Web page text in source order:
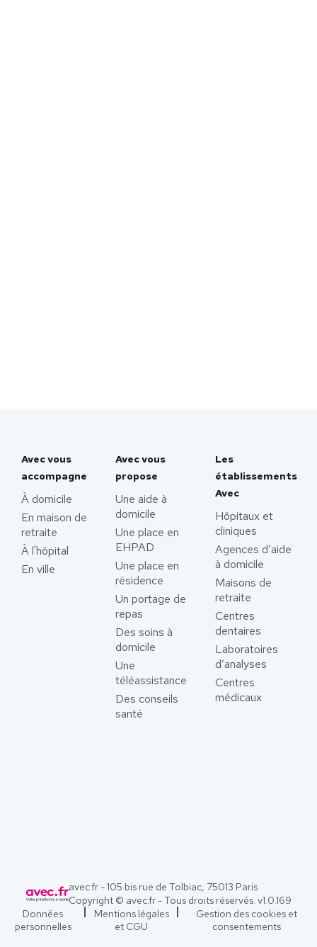
Avec vous
accompagne
À domicile
En maison de
retraite
À l'hôpital
En ville
Avec vous
propose
Une aide à
domicile
Une place en
EHPAD
Une place en
résidence
Un portage de
repas
Des soins à
domicile
Une
téléassistance
Des conseils
santé
Les
établissements
Avec
Hôpitaux et
cliniques
Agences d’aide
à domicile
Maisons de
retraite
Centres
dentaires
Laboratoires
d’analyses
Centres
médicaux
avec.fr - 105 bis rue de Tolbiac, 75013 Paris
Copyright © avec.fr - Tous droits réservés. v1.0.169
Données
personnelles
Mentions légales
et CGU
Gestion des cookies et
consentements